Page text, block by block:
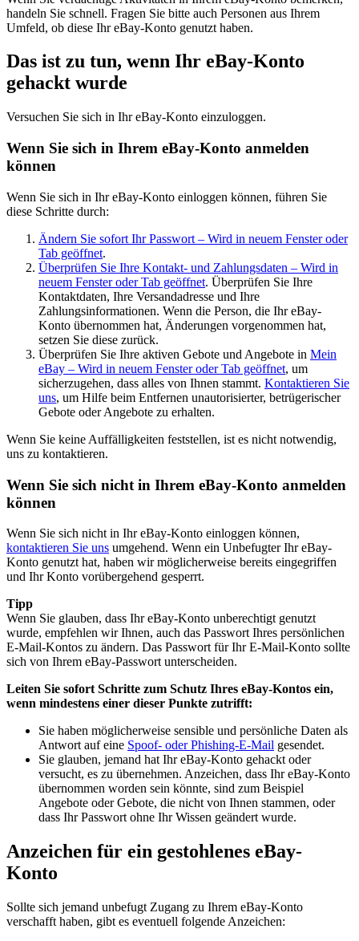
handeln Sie schnell. Fragen Sie bitte auch Personen aus Ihrem
Umfeld, ob diese Ihr eBay-Konto genutzt haben.
Das ist zu tun, wenn Ihr eBay-Konto
gehackt wurde
Versuchen Sie sich in Ihr eBay-Konto einzuloggen.
Wenn Sie sich in Ihrem eBay-Konto anmelden
können
Wenn Sie sich in Ihr eBay-Konto einloggen können, führen Sie
diese Schritte durch:
Ändern Sie sofort Ihr Passwort – Wird in neuem Fenster oder
Tab geöffnet.
Überprüfen Sie Ihre Kontakt- und Zahlungsdaten – Wird in
neuem Fenster oder Tab geöffnet. Überprüfen Sie Ihre
Kontaktdaten, Ihre Versandadresse und Ihre
Zahlungsinformationen. Wenn die Person, die Ihr eBay-
Konto übernommen hat, Änderungen vorgenommen hat,
setzen Sie diese zurück.
Überprüfen Sie Ihre aktiven Gebote und Angebote in Mein
eBay – Wird in neuem Fenster oder Tab geöffnet, um
sicherzugehen, dass alles von Ihnen stammt. Kontaktieren Sie
uns, um Hilfe beim Entfernen unautorisierter, betrügerischer
Gebote oder Angebote zu erhalten.
Wenn Sie keine Auffälligkeiten feststellen, ist es nicht notwendig,
uns zu kontaktieren.
Wenn Sie sich nicht in Ihrem eBay-Konto anmelden
können
Wenn Sie sich nicht in Ihr eBay-Konto einloggen können,
kontaktieren Sie uns umgehend. Wenn ein Unbefugter Ihr eBay-
Konto genutzt hat, haben wir möglicherweise bereits eingegriffen
und Ihr Konto vorübergehend gesperrt.
Tipp
Wenn Sie glauben, dass Ihr eBay-Konto unberechtigt genutzt
wurde, empfehlen wir Ihnen, auch das Passwort Ihres persönlichen
E-Mail-Kontos zu ändern. Das Passwort für Ihr E-Mail-Konto sollte
sich von Ihrem eBay-Passwort unterscheiden.
Leiten Sie sofort Schritte zum Schutz Ihres eBay-Kontos ein,
wenn mindestens einer dieser Punkte zutrifft:
Sie haben möglicherweise sensible und persönliche Daten als
Antwort auf eine Spoof- oder Phishing-E-Mail gesendet.
Sie glauben, jemand hat Ihr eBay-Konto gehackt oder
versucht, es zu übernehmen. Anzeichen, dass Ihr eBay-Konto
übernommen worden sein könnte, sind zum Beispiel
Angebote oder Gebote, die nicht von Ihnen stammen, oder
dass Ihr Passwort ohne Ihr Wissen geändert wurde.
Anzeichen für ein gestohlenes eBay-
Konto
Sollte sich jemand unbefugt Zugang zu Ihrem eBay-Konto
verschafft haben, gibt es eventuell folgende Anzeichen: